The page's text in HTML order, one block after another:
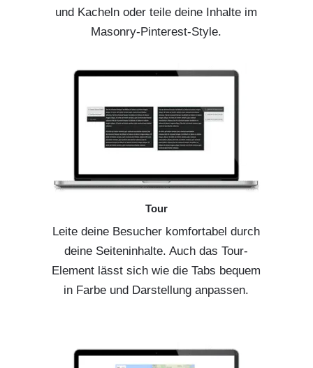
und Kacheln oder teile deine Inhalte im
Masonry-Pinterest-Style.
Tour
Leite deine Besucher komfortabel durch
deine Seiteninhalte. Auch das Tour-
Element lässt sich wie die Tabs bequem
in Farbe und Darstellung anpassen.